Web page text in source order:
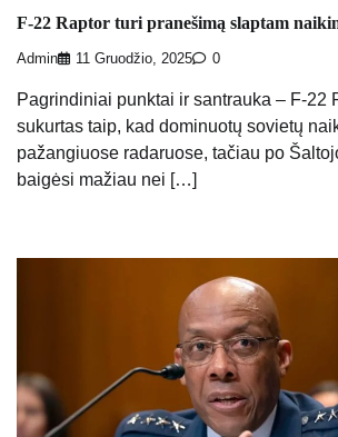
F-22 Raptor turi pranešimą slaptam
Admin 11 Gruodžio, 2025 0
Pagrindiniai punktai ir santrauka – F-22
sukurtas taip, kad dominuotų sovietų
pažangiuose radaruose, tačiau po
baigėsi mažiau nei […]